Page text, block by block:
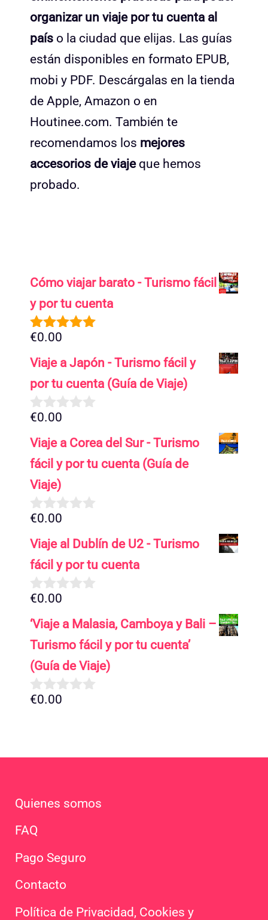
organizar un viaje por tu cuenta al
país o la ciudad que elijas. Las guías
están disponibles en formato EPUB,
mobi y PDF. Descárgalas en la tienda
de Apple, Amazon o en
Houtinee.com. También te
recomendamos los mejores
accesorios de viajeque hemos
probado.
Cómo viajar barato - Turismo fácil
y por tu cuenta
5.00de 5
€0.00
Viaje a Japón - Turismo fácil y
por tu cuenta (Guía de Viaje)
0
e
5
€0.00
Viaje a Corea del Sur - Turismo
fácil y por tu cuenta (Guía de
Viaje)
0
e
5
€0.00
Viaje al Dublín de U2 - Turismo
fácil y por tu cuenta
0
e
5
€0.00
‘Viaje a Malasia, Camboya y Bali –
Turismo fácil y por tu cuenta’
(Guía de Viaje)
0
€0.00
Quienes somos
FAQ
Pago Seguro
Contacto
Política de Privacidad, Cookies y